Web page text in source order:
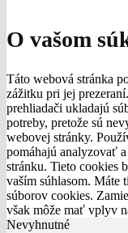
O vašom
Táto webová stránka
zážitku pri jej
prehliadači ukladajú
potreby, pretože sú
webovej stránky.
pomáhajú analyzovať
stránku. Tieto cookies
vaším súhlasom. Máte
súborov cookies.
však môže mať vplyv
Nevyhnutné